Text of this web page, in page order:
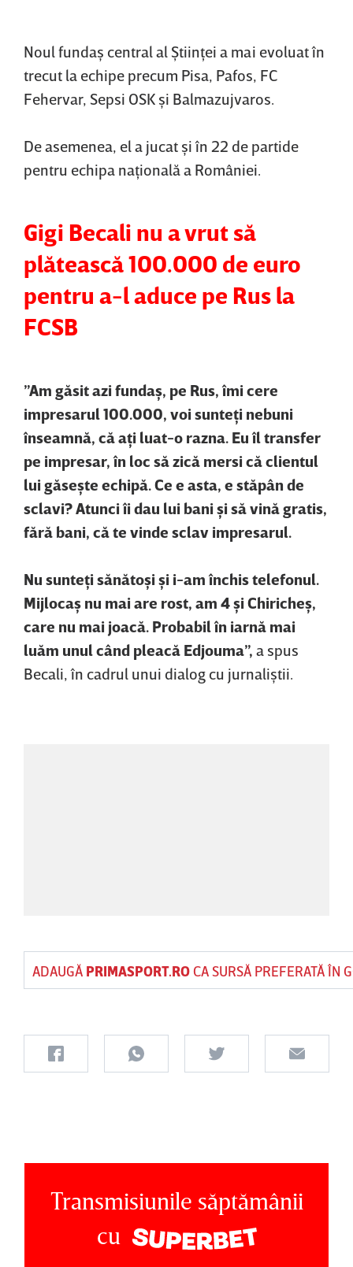
Noul fundaş central al Ştiinţei a mai evoluat în
trecut la echipe precum Pisa, Pafos, FC
Fehervar, Sepsi OSK şi Balmazujvaros.
De asemenea, el a jucat şi în 22 de partide
pentru echipa naţională a României.
Gigi Becali nu a vrut să
plătească 100.000 de euro
pentru a-l aduce pe Rus la
FCSB
”Am găsit azi fundaş, pe Rus, îmi cere
impresarul 100.000, voi sunteţi nebuni
înseamnă, că aţi luat-o razna. Eu îl transfer
pe impresar, în loc să zică mersi că clientul
lui găseşte echipă. Ce e asta, e stăpân de
sclavi? Atunci îi dau lui bani şi să vină gratis,
fără bani, că te vinde sclav impresarul.
Nu sunteţi sănătoşi şi i-am închis telefonul.
Mijlocaş nu mai are rost, am 4 şi Chiricheş,
care nu mai joacă. Probabil în iarnă mai
luăm unul când pleacă Edjouma”, a spus
Becali, în cadrul unui dialog cu jurnaliştii.
ADAUGĂ PRIMASPORT.ROCA SURSĂ PREFERATĂ ÎN
Transmisiunile săptămânii
cu